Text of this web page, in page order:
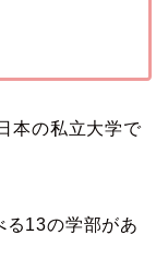
本の私立大学で
る13の学部があ